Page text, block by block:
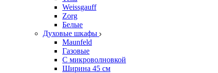
Weissgauff
Zorg
Белые
Духовые шкафы
Maunfeld
Газовые
С микроволновкой
Ширина 45 см